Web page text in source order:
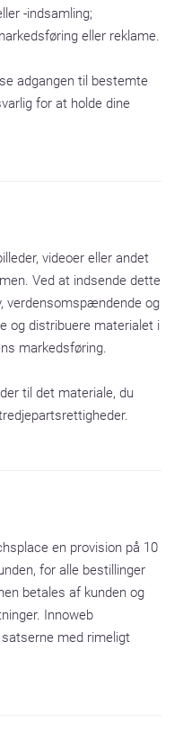
-indsamling;
eller reklame.
adgangen til bestemte
for at holde dine
videoer eller andet
Ved at indsende dette
verdensomspændende og
og distribuere materialet i
markedsføring.
til det materiale, du
en provision på 10
for alle bestillinger
betales af kunden og
Innoweb
med rimeligt